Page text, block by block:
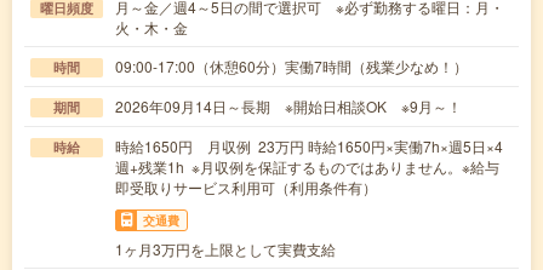
曜日頻度
月～金／週4～5日の間で選択可 ※必ず勤務する曜日：月・
火・木・金
時間 09:00-17:00（休憩60分）実働7時間（残業少なめ！）
期間 2026年09月14日～長期 ※開始日相談OK ※9月～！
時給
時給1650円 月収例 23万円 時給1650円×実働7h×週5日×4
週+残業1h ※月収例を保証するものではありません。※給与
即受取りサービス利用可（利用条件有）
交通費
1ヶ月3万円を上限として実費支給